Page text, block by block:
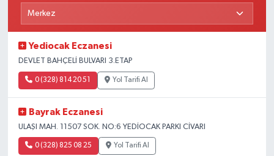
Yediocak Eczanesi
DEVLET BAHÇELİ BULVARI 3.ETAP
0 (328) 814 20 51 Yol Tarifi Al
Bayrak Eczanesi
ULAŞI MAH. 11507 SOK. NO:6 YEDİOCAK PARKI CİVARI
0 (328) 825 08 25 Yol Tarifi Al